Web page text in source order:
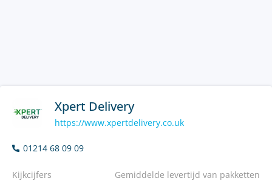
Xpert Delivery
https://www.xpertdelivery.co.uk
01214 68 09 09
Kijkcijfers Gemiddelde levertijd van pakketten